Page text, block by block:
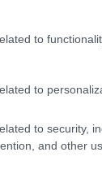
to
to
to security,
and other
politiche
e i cittadini
politiche e nel
è
di